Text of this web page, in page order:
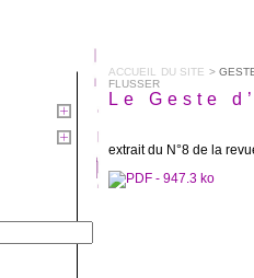
ACCUEIL DU SITE >
FLUSSER
Le Geste
extrait du N°8 de la